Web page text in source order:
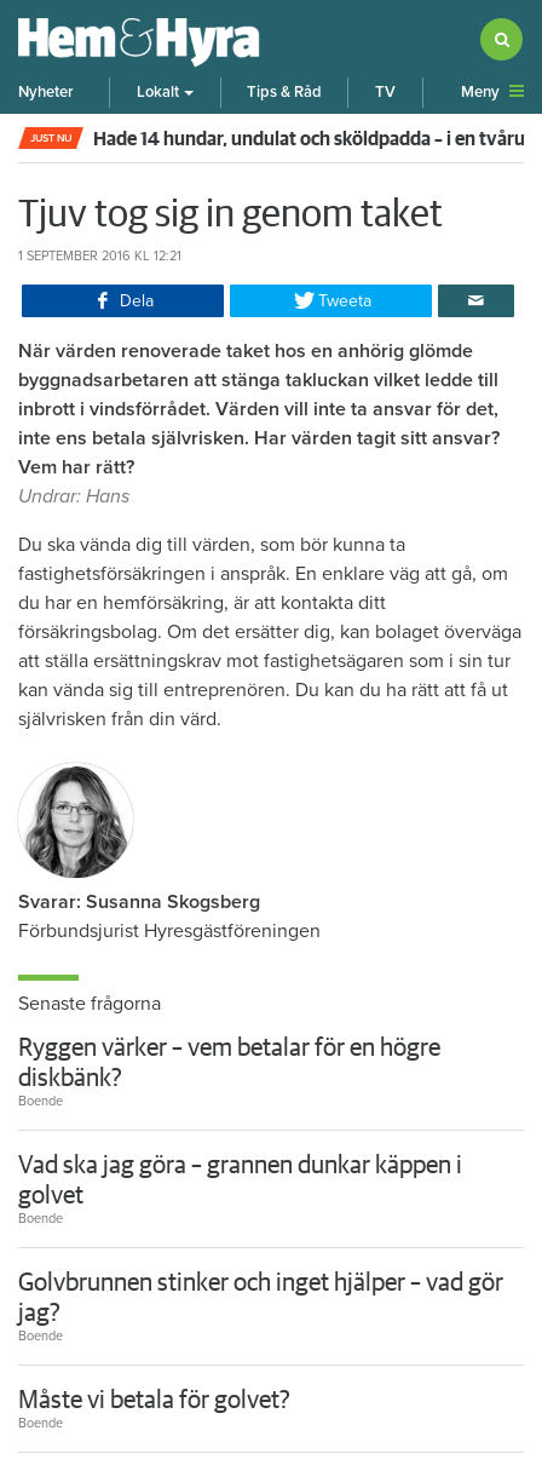
Nyheter Lokalt Tips & Råd TV Meny
JUST NU Hade 14 hundar, undulat och sköldpadda – i en
Tjuv tog sig in genom taket
1 SEPTEMBER 2016 KL 12:21
Dela Tweeta
När värden renoverade taket hos en anhörig glömde
byggnadsarbetaren att stänga takluckan vilket ledde till
inbrott i vindsförrådet. Värden vill inte ta ansvar för det,
inte ens betala självrisken. Har värden tagit sitt ansvar?
Vem har rätt?
Undrar: Hans
Du ska vända dig till värden, som bör kunna ta
fastighetsförsäkringen i anspråk. En enklare väg att gå, om
du har en hemförsäkring, är att kontakta ditt
försäkringsbolag. Om det ersätter dig, kan bolaget överväga
att ställa ersättningskrav mot fastighetsägaren som i sin tur
kan vända sig till entreprenören. Du kan du ha rätt att få ut
självrisken från din värd.
Svarar: Susanna Skogsberg
Förbundsjurist Hyresgästföreningen
Senaste frågorna
Ryggen värker – vem betalar för en högre
diskbänk?
Boende
Vad ska jag göra – grannen dunkar käppen i
golvet
Boende
Golvbrunnen stinker och inget hjälper – vad gör
jag?
Boende
Måste vi betala för golvet?
Boende